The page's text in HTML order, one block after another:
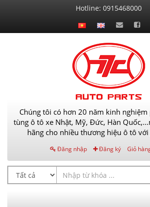
hệ
Hotline: 0915468000
Chúng tôi có hơn 20 năm kinh nghiệm
tùng ô tô xe Nhật, Mỹ, Đức, Hàn
hãng cho nhiều thương hiệu ô tô
Đăng nhập Đăng ký Giỏ